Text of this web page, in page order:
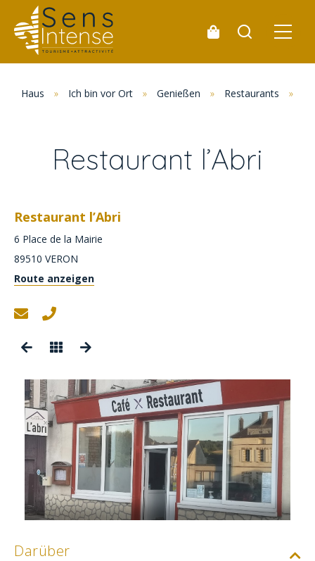
Haus » Ich bin vor Ort » Genießen » Restaurants »
Restaurant l’Abri
Restaurant l’Abri
6 Place de la Mairie
89510 VERON
Route anzeigen
Darüber